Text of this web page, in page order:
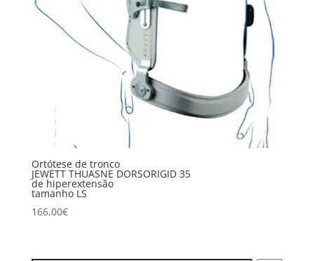
Ortótese de tronco
JEWETT THUASNE DORSORIGID 35
de hiperextensão
tamanho LS
166,00€